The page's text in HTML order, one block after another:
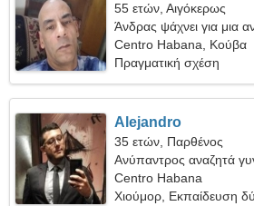
55 ετών, Αιγόκερως
Άνδρας ψάχνει για μια
Centro Habana, Κούβα
Πραγματική σχέση
Alejandro
35 ετών, Παρθένος
Ανύπαντρος αναζητά
Centro Habana
Χιούμορ, Εκπαίδευση